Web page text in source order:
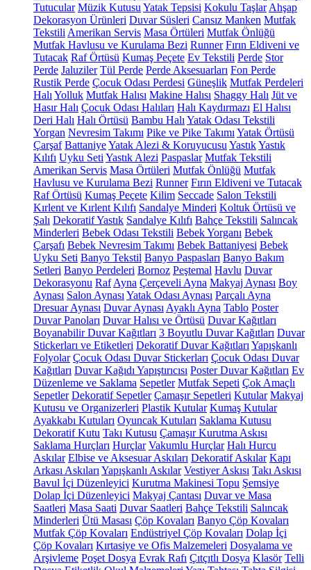
Tutucular Müzik Kutusu Yatak Tepsisi Kokulu Taşlar Ahşap
Dekorasyon Ürünleri Duvar Süsleri Cansız Manken Mutfak
Tekstili Amerikan Servis Masa Örtüleri Mutfak Önlüğü
Mutfak Havlusu ve Kurulama Bezi Runner Fırın Eldiveni ve
Tutacak Raf Örtüsü Kumaş Peçete Ev Tekstili Perde Stor
Perde Jaluziler Tül Perde Perde Aksesuarları Fon Perde
Rustik Perde Çocuk Odası Perdesi Güneşlik Mutfak Perdeleri
Halı Yolluk Mutfak Halısı Makine Halısı Shaggy Halı Jüt ve
Hasır Halı Çocuk Odası Halıları Halı Kaydırmazı El Halısı
Deri Halı Halı Örtüsü Bambu Halı Yatak Odası Tekstili
Yorgan Nevresim Takımı Pike ve Pike Takımı Yatak Örtüsü
Çarşaf BattaniyeYatak Alezi & Koruyucusu YastıkYastık
Kılıfı Uyku Seti Yastık Alezi Paspaslar Mutfak Tekstili
Amerikan Servis Masa Örtüleri Mutfak Önlüğü Mutfak
Havlusu ve Kurulama Bezi Runner Fırın Eldiveni ve Tutacak
Raf Örtüsü Kumaş Peçete Kilim Seccade Salon Tekstili
Kırlent ve Kırlent Kılıfı Sandalye Minderi Koltuk Örtüsü ve
Şalı Dekoratif Yastık Sandalye Kılıfı Bahçe Tekstili Salıncak
Minderleri Bebek Odası Tekstili Bebek Yorganı Bebek
Çarşafı Bebek Nevresim Takımı Bebek Battaniyesi Bebek
Uyku Seti Banyo Tekstil Banyo Paspasları Banyo Bakım
Setleri Banyo Perdeleri Bornoz Peştemal Havlu Duvar
Dekorasyonu Raf Ayna Çerçeveli Ayna Makyaj Aynası Boy
Aynası Salon Aynası Yatak Odası Aynası Parçalı Ayna
Dresuar Aynası Duvar Aynası Ayaklı Ayna Tablo Poster
Duvar Panoları Duvar Halısı ve Örtüsü Duvar Kağıtları
Boyanabilir Duvar Kağıtları 3 Boyutlu Duvar Kağıtları Duvar
Stickerları ve Etiketleri Dekoratif Duvar Kağıtları Yapışkanlı
Folyolar Çocuk Odası Duvar Stickerları Çocuk Odası Duvar
Kağıtları Duvar Kağıdı Yapıştırıcısı Poster Duvar Kağıtları Ev
Düzenleme ve Saklama Sepetler Mutfak Sepeti Çok Amaçlı
Sepetler Dekoratif Sepetler Çamaşır Sepetleri Kutular Makyaj
Kutusu ve Organizerleri Plastik Kutular Kumaş Kutular
Ayakkabı Kutuları Oyuncak Kutuları Saklama Kutusu
Dekoratif Kutu Takı Kutusu Çamaşır Kurutma Askısı
Saklama Hurçları Hurçlar Vakumlu Hurçlar Halı Hurcu
Askılar Elbise ve Aksesuar Askıları Dekoratif Askılar Kapı
Arkası Askıları Yapışkanlı Askılar Vestiyer Askısı Takı Askısı
Bavul İçi Düzenleyici Kurutma Makinesi Topu Şemsiye
Dolap İçi Düzenleyici Makyaj Çantası Duvar ve Masa
Saatleri Masa Saati Duvar Saatleri Bahçe Tekstili Salıncak
Minderleri Ütü Masası Çöp Kovaları Banyo Çöp Kovaları
Mutfak Çöp Kovaları Endüstriyel Çöp Kovaları Dolap İçi
Çöp Kovaları Kırtasiye ve Ofis Malzemeleri Dosyalama ve
Arşivleme Poşet Dosya Evrak Rafı Çıtçıtlı Dosya Klasör Telli